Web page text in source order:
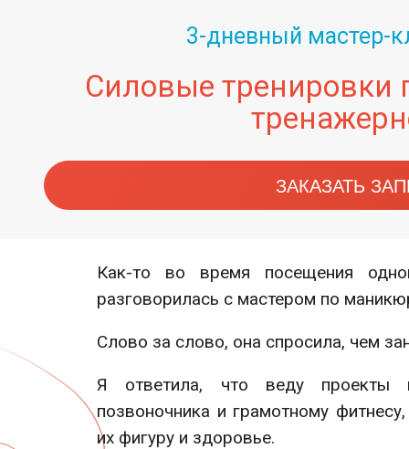
3-дневный мастер-
Силовые тренировки
ЗАКАЗАТЬ
Как-то во время посещения
разговорилась с мастером по
Слово за слово, она спросила, чем
Я ответила, что веду проекты
позвоночника и грамотному
их фигуру и здоровье.